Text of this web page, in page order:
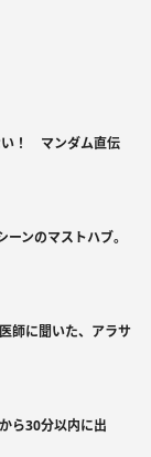
い！ マンダム直伝
ーンのマストハブ。
師に聞いた、アラサ
ら30分以内に出